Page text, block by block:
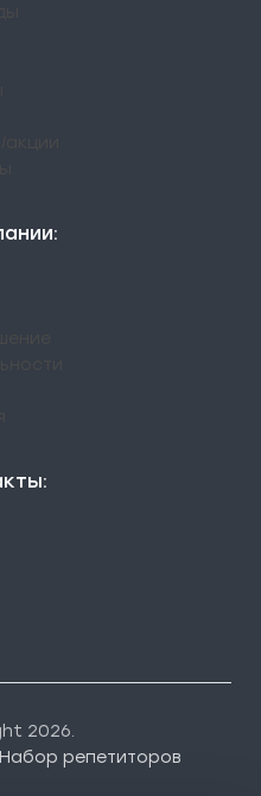
2026.
Набор репетиторов